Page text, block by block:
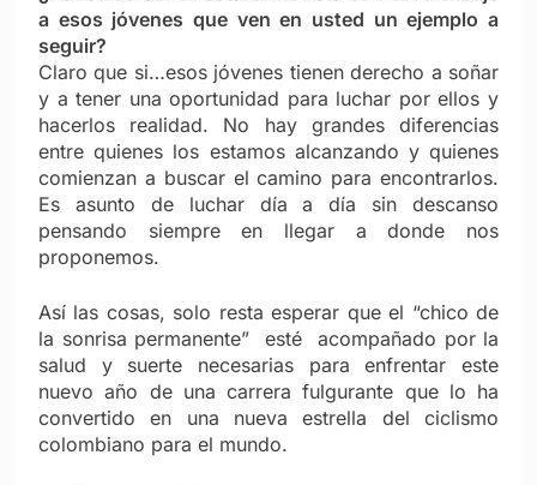
a esos jóvenes que ven en usted un ejemplo a
seguir?
Claro que si…esos jóvenes tienen derecho a soñar
y a tener una oportunidad para luchar por ellos y
hacerlos realidad. No hay grandes diferencias
entre quienes los estamos alcanzando y quienes
comienzan a buscar el camino para encontrarlos.
Es asunto de luchar día a día sin descanso
pensando siempre en llegar a donde nos
proponemos.
Así las cosas, solo resta esperar que el “chico de
la sonrisa permanente” esté acompañado por la
salud y suerte necesarias para enfrentar este
nuevo año de una carrera fulgurante que lo ha
convertido en una nueva estrella del ciclismo
colombiano para el mundo.